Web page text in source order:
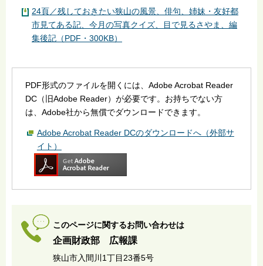
24頁／残しておきたい狭山の風景、俳句、姉妹・友好都
市見てある記、今月の写真クイズ、目で見るさやま、編
集後記（PDF・300KB）
PDF形式のファイルを開くには、Adobe Acrobat Reader
DC（旧Adobe Reader）が必要です。お持ちでない方
は、Adobe社から無償でダウンロードできます。
Adobe Acrobat Reader DCのダウンロードへ（外部サ
イト）
このページに関するお問い合わせは
企画財政部 広報課
狭山市入間川1丁目23番5号